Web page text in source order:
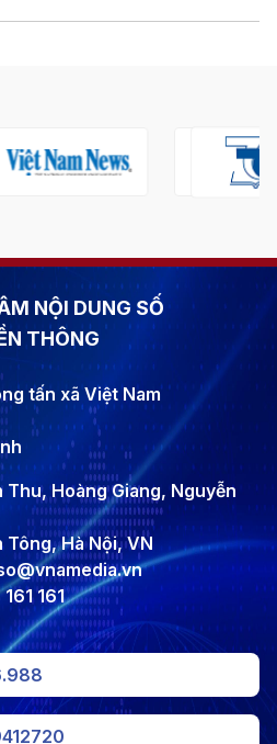
NỘI DUNG SỐ
THÔNG
tấn xã Việt Nam
Thu, Hoàng Giang, Nguyễn
Hà Nội, VN
161